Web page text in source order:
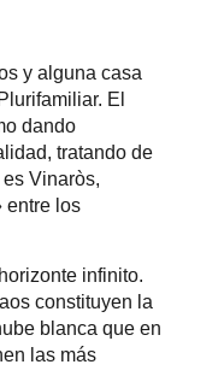
y alguna casa
El
dando
tratando de
Vinaròs,
entre los
infinito.
constituyen la
blanca que en
las más